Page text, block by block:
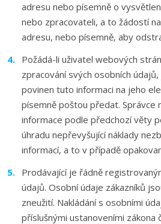
adresu nebo písemně o
nebo zpracovateli, a to žádostí
adresu, nebo písemně, aby
Požádá-li uživatel webových
zpracování svých osobních
povinen tuto informaci na jeho
písemně poštou předat. Správce
informace podle předchozí věty
úhradu nepřevyšující náklady
informací, a to v případě
Prodávající je řádně
údajů. Osobní údaje zákazníků
zneužití. Nakládání s osobními
příslušnými ustanoveními zákona